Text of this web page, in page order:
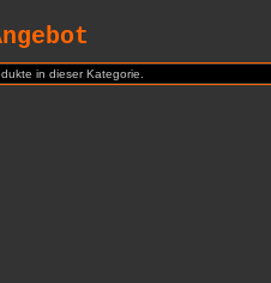
in dieser Kategorie.